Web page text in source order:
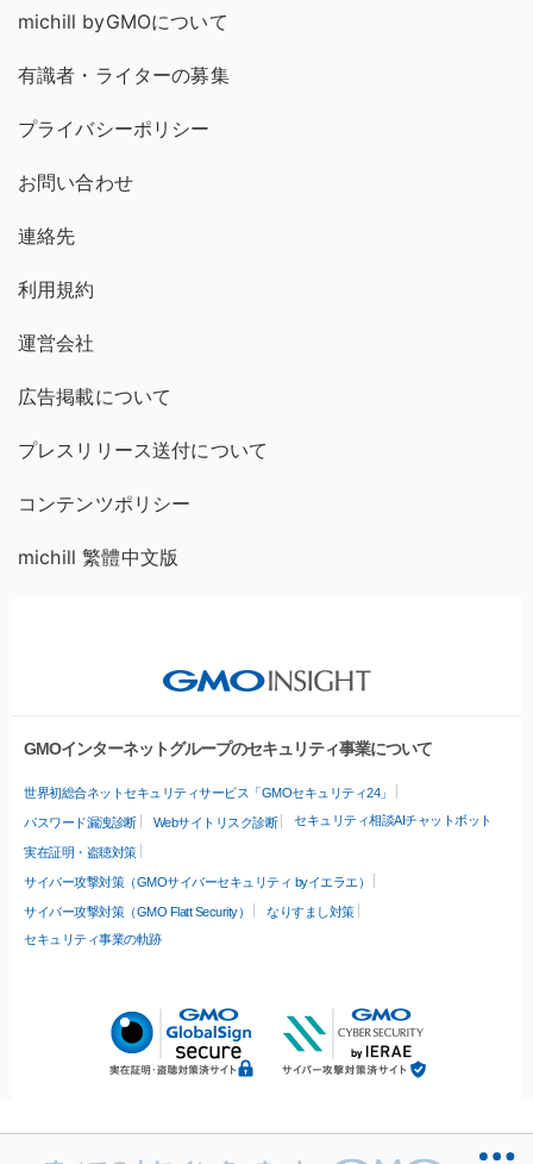
michill byGMOについて
有識者・ライターの募集
プライバシーポリシー
お問い合わせ
連絡先
利用規約
運営会社
広告掲載について
プレスリリース送付について
コンテンツポリシー
michill 繁體中文版
GMOインターネットグループのセキュリティ事業について
世界初総合ネットセキュリティサービス「GMOセキュリティ24」
パスワード漏洩診断 Webサイトリスク診断 セキュリティ相談AIチャットボット
実在証明・盗聴対策
サイバー攻撃対策（GMOサイバーセキュリティ byイエラエ）
サイバー攻撃対策（GMO Flatt Security）
なりすまし対策
セキュリティ事業の軌跡